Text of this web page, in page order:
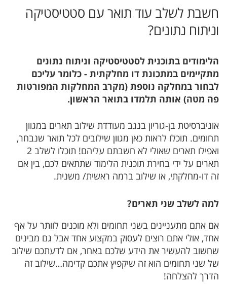
חשבת לשלב עוד תואר עם סטטיסטיקה
וניתוח נתונים?
הלימודים בתוכנית לסטטיסטיקה וניתוח נתונים
מתקיימים במתכונת דו מחלקתית - כלומר עליכם
לבחור במחלקה נוספת (מקרב המחלקות המפורטות
פה מטה) אותה תלמדו בתואר הראשון.
אוניברסיטת בן-גוריון בנגב מעודדת שילוב תארים במגוון
תחומים. תוכלו לראות כאן מגוון שילובים לכל תואר שנבחר,
ואפילו תארים שאולי לא חשבתם עליהם! תוכלו לשלב 2
תארים על ידי בחירת תוכנית הלימוד שתתאים לכם, בין אם
זה דו-מחלקתי, או שילוב ברמה ראשית/ משנית.
למה לשלב שני תארים?
אם אתם מתעניינים בשני תחומים ולא מוכנים לוותר על אף
אחד, אולי אתם רוצים לעסוק במקצוע אחד אבל גם מבינים
שחשוב להעשיר את הידע שלכם באחר, אם לדעתכם שילוב
של שני תחומים הוא זה שיקפיץ אתכם קדימה…שילוב זה
הדרך להצלחה!